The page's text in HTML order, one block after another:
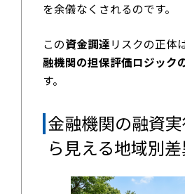
を余儀なくされるのです。
この資金調達リスクの正体は
融機関の担保評価ロジック
す。
金融機関の融資
ら見える地域別